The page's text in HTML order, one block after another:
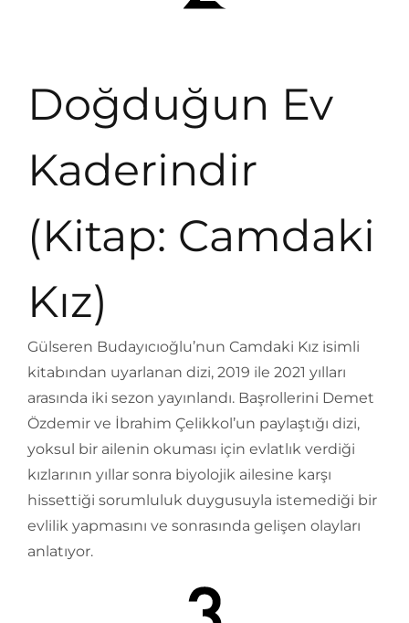
Doğduğun Ev
Kaderindir
(Kitap: Camdaki
Kız)
Gülseren Budayıcıoğlu’nun Camdaki Kız isimli
kitabından uyarlanan dizi, 2019 ile 2021 yılları
arasında iki sezon yayınlandı. Başrollerini Demet
Özdemir ve İbrahim Çelikkol’un paylaştığı dizi,
yoksul bir ailenin okuması için evlatlık verdiği
kızlarının yıllar sonra biyolojik ailesine karşı
hissettiği sorumluluk duygusuyla istemediği bir
evlilik yapmasını ve sonrasında gelişen olayları
anlatıyor.